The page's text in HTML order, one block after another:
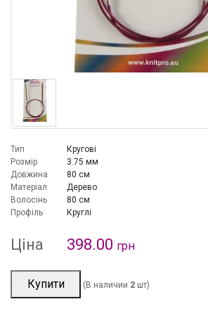
Тип
Кругові
Розмір
3.75 мм
Довжина
80 см
Матеріал
Дерево
Волосінь
80 см
Профіль
Круглі
Ціна 398.00 грн
Купити (В наличии 2 шт)